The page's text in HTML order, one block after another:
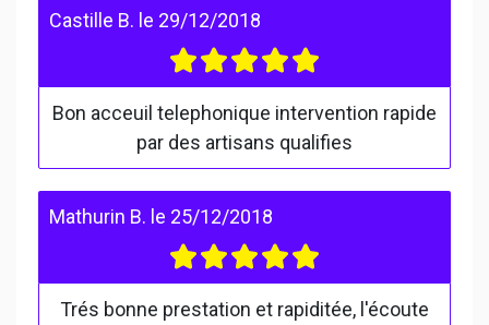
Castille B. le 29/12/2018
Bon acceuil telephonique intervention rapide
par des artisans qualifies
Mathurin B. le 25/12/2018
Trés bonne prestation et rapiditée, l'écoute